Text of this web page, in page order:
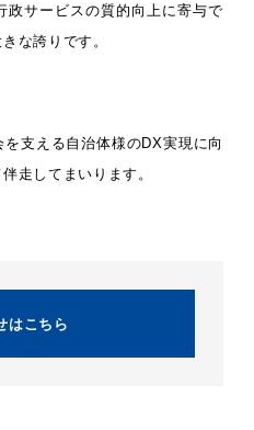
政サービスの質的向上に寄与で
な誇りです。
支える自治体様のDX実現に向
走してまいります。
はこちら